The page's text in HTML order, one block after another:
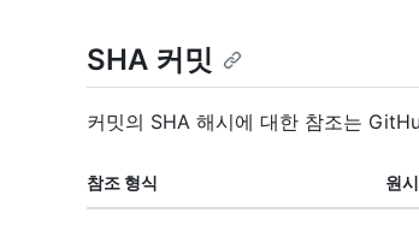
SHA 커밋
커밋의 SHA 해시에 대한 참조는
참조 형식 원